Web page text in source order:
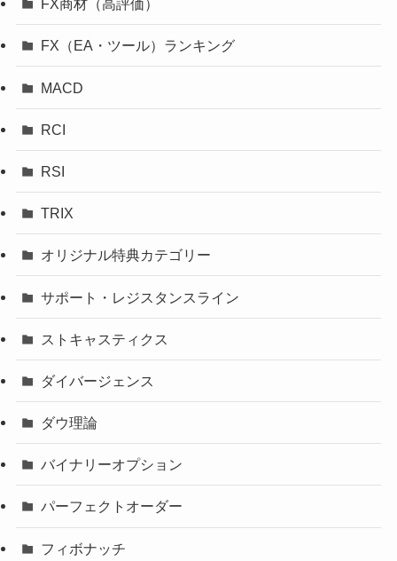
FX商材（高評価）
FX（EA・ツール）ランキング
MACD
RCI
RSI
TRIX
オリジナル特典カテゴリー
サポート・レジスタンスライン
ストキャスティクス
ダイバージェンス
ダウ理論
バイナリーオプション
パーフェクトオーダー
フィボナッチ